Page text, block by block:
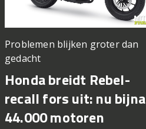
Problemen blijken groter dan
gedacht
Honda breidt Rebel-
recall fors uit: nu bijna
44.000 motoren